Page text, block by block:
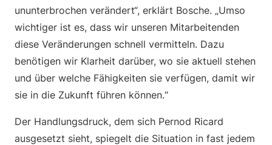
ununterbrochen verändert“, erklärt Bosche. „Umso
wichtiger ist es, dass wir unseren Mitarbeitenden
diese Veränderungen schnell vermitteln. Dazu
benötigen wir Klarheit darüber, wo sie aktuell stehen
und über welche Fähigkeiten sie verfügen, damit wir
sie in die Zukunft führen können.“
Der Handlungsdruck, dem sich Pernod Ricard
ausgesetzt sieht, spiegelt die Situation in fast jedem